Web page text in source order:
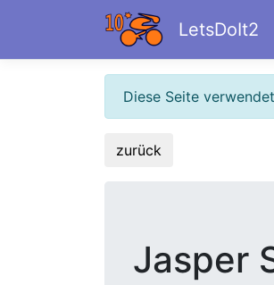
LetsDoIt2
Diese Seite
zurück
Jasper